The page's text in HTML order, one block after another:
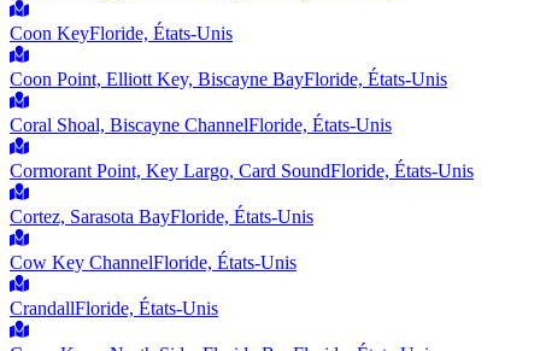
Coon KeyFloride, États-Unis
Coon Point, Elliott Key, Biscayne BayFloride, États-Unis
Coral Shoal, Biscayne ChannelFloride, États-Unis
Cormorant Point, Key Largo, Card SoundFloride, États-Unis
Cortez, Sarasota BayFloride, États-Unis
Cow Key ChannelFloride, États-Unis
CrandallFloride, États-Unis